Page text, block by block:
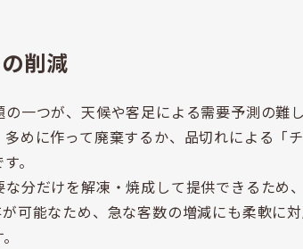
削減
一つが、天候や客足による需要予測の難し
めに作って廃棄するか、品切れによる「
。
分だけを解凍・焼成して提供できるため
可能なため、急な客数の増減にも柔軟に